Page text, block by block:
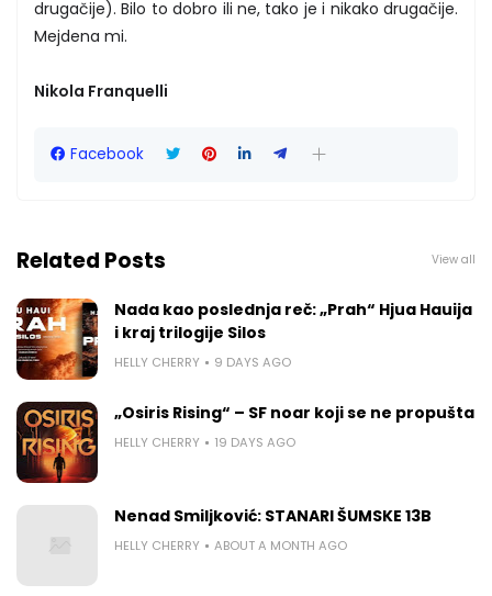
drugačije). Bilo to dobro ili ne, tako je i nikako drugačije.
Mejdena mi.
Nikola Franquelli
Facebook
Related Posts View all
Nada kao poslednja reč: „Prah“ Hjua Hauija
i kraj trilogije Silos
HELLY CHERRY 9 DAYS AGO
„Osiris Rising“ – SF noar koji se ne propušta
HELLY CHERRY 19 DAYS AGO
Nenad Smiljković: STANARI ŠUMSKE 13B
HELLY CHERRY ABOUT A MONTH AGO